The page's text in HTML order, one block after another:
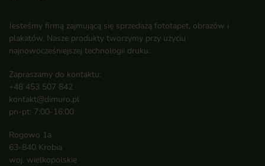
Jesteśmy firmą zajmującą się sprzedażą fototapet, obrazów i
plakatów. Nasze produkty tworzymy przy użyciu
najnowocześniejszej technologii druku.
Zapraszamy do kontaktu:
+48 453 507 842
kontakt@dimuro.pl
pn-pt: 7:00-16:00
Rogowo 1a
63-840 Krobia
woj. wielkopolskie